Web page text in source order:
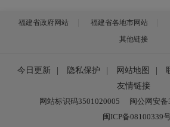
福建省政府网站 福建省各地市网站
其他链接
今日更新 隐私保护 网站地图
友情链接
网站标识码3501020005
闽公网安备
闽ICP备08100339